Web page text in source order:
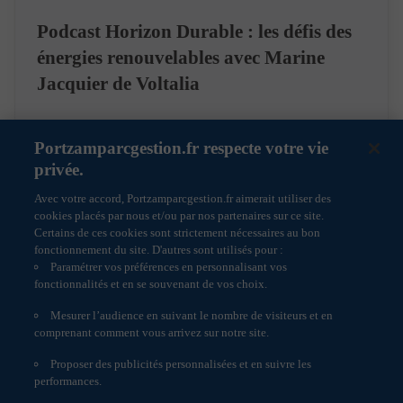
fichier texte enregistré sur le disque dur de votre
consultation d’une publicité. Il est géré par votre
navigateur internet. Il a notamment comme but de
collecter des informations relatives à votre navigation
sur votre disque, installer un virus, ou encore se
procurer vos informations personnelles.
Les Cookies de www.portzamparcgestion.fr (cookies «
first party ») : Il s’agit des Cookies déposés par
www.portzamparcgestion.fr sur votre terminal pour
répondre à des besoins de navigation et d’optimisation
sur notre site www.portzamparcgestion.fr.
Les Cookies tiers (ou « third party ») : Il s’agit des
prestataires ou des partenaires. À titre d’exemple :
Une page web peut contenir des composants stockés sur
contenus intégrés : vidéos YouTube, diaporamas
Flickr…). Ces sites peuvent déposer leurs propres
Podcast Horizon Durable : les défis des
énergies renouvelables avec Marine
Jacquier de Voltalia
15/07/2026 Podcast
Informations réglementaires
Portzamparcgestion.fr respecte votre vie
privée.
Avec votre accord, Portzamparcgestion.fr aimerait utiliser des
cookies placés par nous et/ou par nos partenaires sur ce site.
Certains de ces cookies sont strictement nécessaires au bon
fonctionnement du site. D'autres sont utilisés pour :
Paramétrer vos préférences en personnalisant vos
fonctionnalités et en se souvenant de vos choix.
Mesurer l’audience en suivant le nombre de visiteurs et en
comprenant comment vous arrivez sur notre site.
Proposer des publicités personnalisées et en suivre les
performances.